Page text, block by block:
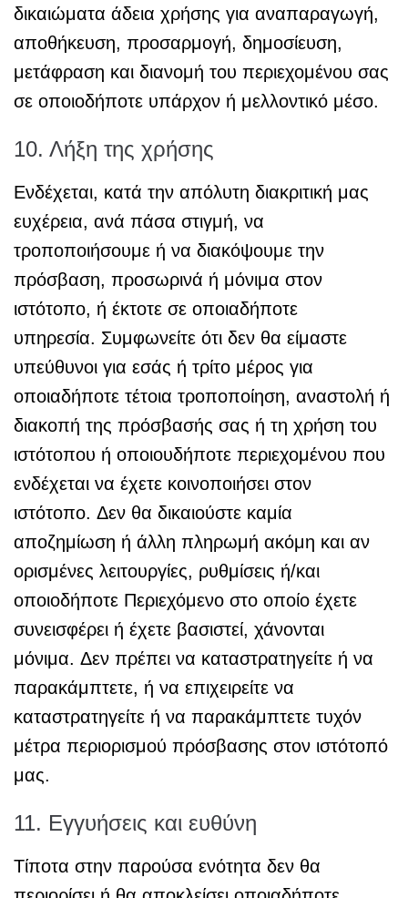
δικαιώματα άδεια χρήσης για αναπαραγωγή,
αποθήκευση, προσαρμογή, δημοσίευση,
μετάφραση και διανομή του περιεχομένου σας
σε οποιοδήποτε υπάρχον ή μελλοντικό μέσο.
10. Λήξη της χρήσης
Ενδέχεται, κατά την απόλυτη διακριτική μας
ευχέρεια, ανά πάσα στιγμή, να
τροποποιήσουμε ή να διακόψουμε την
πρόσβαση, προσωρινά ή μόνιμα στον
ιστότοπο, ή έκτοτε σε οποιαδήποτε
υπηρεσία. Συμφωνείτε ότι δεν θα είμαστε
υπεύθυνοι για εσάς ή τρίτο μέρος για
οποιαδήποτε τέτοια τροποποίηση, αναστολή ή
διακοπή της πρόσβασής σας ή τη χρήση του
ιστότοπου ή οποιουδήποτε περιεχομένου που
ενδέχεται να έχετε κοινοποιήσει στον
ιστότοπο. Δεν θα δικαιούστε καμία
αποζημίωση ή άλλη πληρωμή ακόμη και αν
ορισμένες λειτουργίες, ρυθμίσεις ή/και
οποιοδήποτε Περιεχόμενο στο οποίο έχετε
συνεισφέρει ή έχετε βασιστεί, χάνονται
μόνιμα. Δεν πρέπει να καταστρατηγείτε ή να
παρακάμπτετε, ή να επιχειρείτε να
καταστρατηγείτε ή να παρακάμπτετε τυχόν
μέτρα περιορισμού πρόσβασης στον ιστότοπό
μας.
11. Εγγυήσεις και ευθύνη
Τίποτα στην παρούσα ενότητα δεν θα